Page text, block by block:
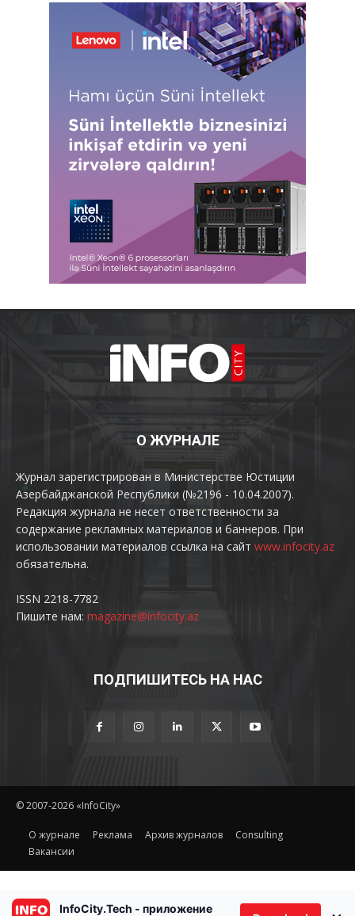
О ЖУРНАЛЕ
Журнал зарегистрирован в Министерстве Юстиции
Азербайджанской Республики (№2196 - 10.04.2007).
Редакция журнала не несет ответственности за
содержание рекламных материалов и баннеров. При
использовании материалов ссылка на сайт www.infocity.az
обязательна.
ISSN 2218-7782
Пишите нам: magazine@infocity.az
ПОДПИШИТЕСЬ НА НАС
© 2007-2026 «InfoCity»
O журнале Реклама Архив журналов
Consulting
Вакансии
InfoCity.Tech - приложение